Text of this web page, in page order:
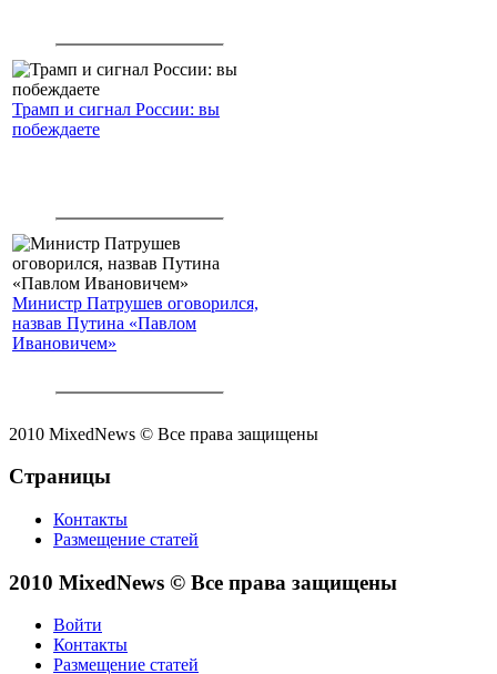
Трамп и сигнал России: вы
побеждаете
Министр Патрушев оговорился,
назвав Путина «Павлом
Ивановичем»
2010 MixedNews © Все права защищены
Страницы
Контакты
Размещение статей
2010 MixedNews © Все права защищены
Войти
Контакты
Размещение статей